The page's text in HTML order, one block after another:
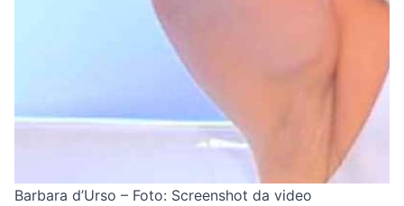
Barbara d’Urso – Foto: Screenshot da video